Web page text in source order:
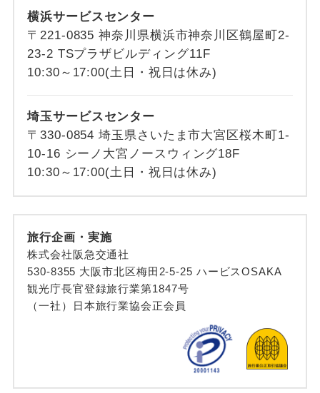
横浜サービスセンター
〒221-0835 神奈川県横浜市神奈川区鶴屋町2-
23-2 TSプラザビルディング11F
10:30～17:00(土日・祝日は休み)
埼玉サービスセンター
〒330-0854 埼玉県さいたま市大宮区桜木町1-
10-16 シーノ大宮ノースウィング18F
10:30～17:00(土日・祝日は休み)
旅行企画・実施
株式会社阪急交通社
530-8355 大阪市北区梅田2-5-25 ハービスOSAKA
観光庁長官登録旅行業第1847号
（一社）日本旅行業協会正会員